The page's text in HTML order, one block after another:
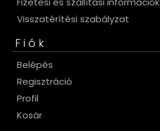
Visszatérítési szabályzat
Fiók
Belépés
Regisztráció
Profil
Kosár